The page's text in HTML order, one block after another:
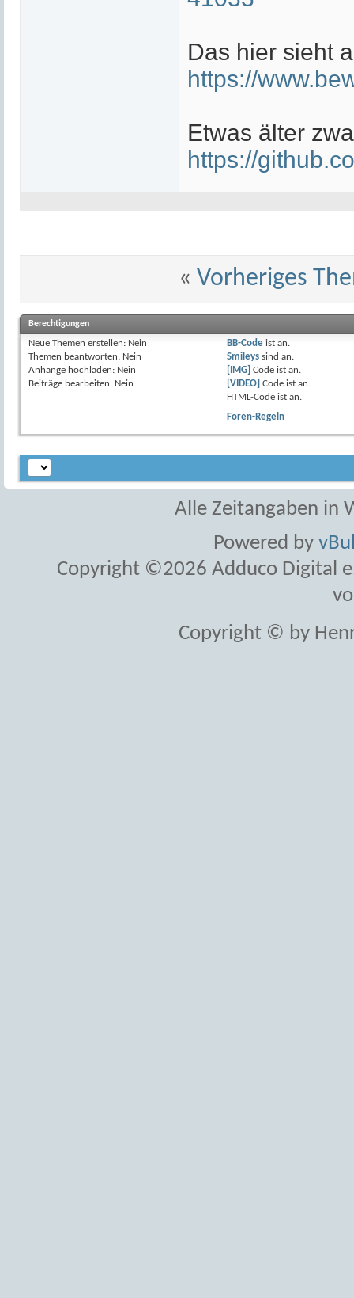
Das hier sieht
https://
Etwas älter
https://
« Vorheriges
Berechtigungen
Neue Themen erstellen: Nein
Themen beantworten: Nein
Anhänge hochladen: Nein
Beiträge bearbeiten: Nein
BB-Code istan.
Smileys sindan.
[IMG] Code istan.
[VIDEO] Code istan.
HTML-Code istan.
Foren-Regeln
Alle Zeitangaben in
Powered by
Copyright ©2026 Adduco Digital
Copyright © by